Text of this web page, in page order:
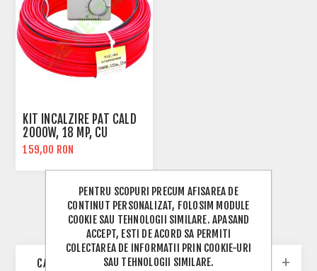
KIT INCALZIRE PAT CALD
2000W, 18 MP, CU
TERMOSTAT
159,00 RON
CATEGORII
PENTRU SCOPURI PRECUM AFISAREA DE
CONTINUT PERSONALIZAT, FOLOSIM MODULE
COOKIE SAU TEHNOLOGII SIMILARE. APASAND
ACCEPT, ESTI DE ACORD SA PERMITI
COLECTAREA DE INFORMATII PRIN COOKIE-URI
SAU TEHNOLOGII SIMILARE.